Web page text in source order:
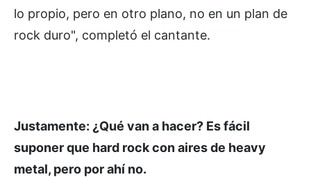
lo propio, pero en otro plano, no en un plan de
rock duro", completó el cantante.
Justamente: ¿Qué van a hacer? Es fácil
suponer que hard rock con aires de heavy
metal, pero por ahí no.